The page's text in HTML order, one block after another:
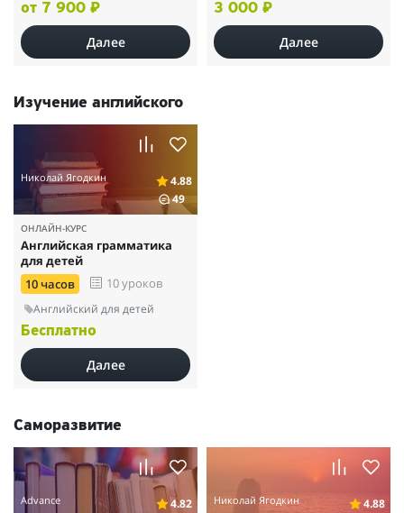
от 7 900 ₽
Далее
3 000 ₽
Далее
Изучение английского
Николай Ягодкин
4.88
49
ОНЛАЙН-КУРС
Английская грамматика
для детей
10 часов
10 уроков
Английский для детей
Бесплатно
Далее
Саморазвитие
Advance
4.82
Николай Ягодкин
4.88